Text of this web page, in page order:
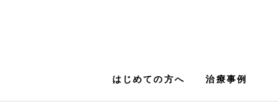
はじめての方へ 治療事例